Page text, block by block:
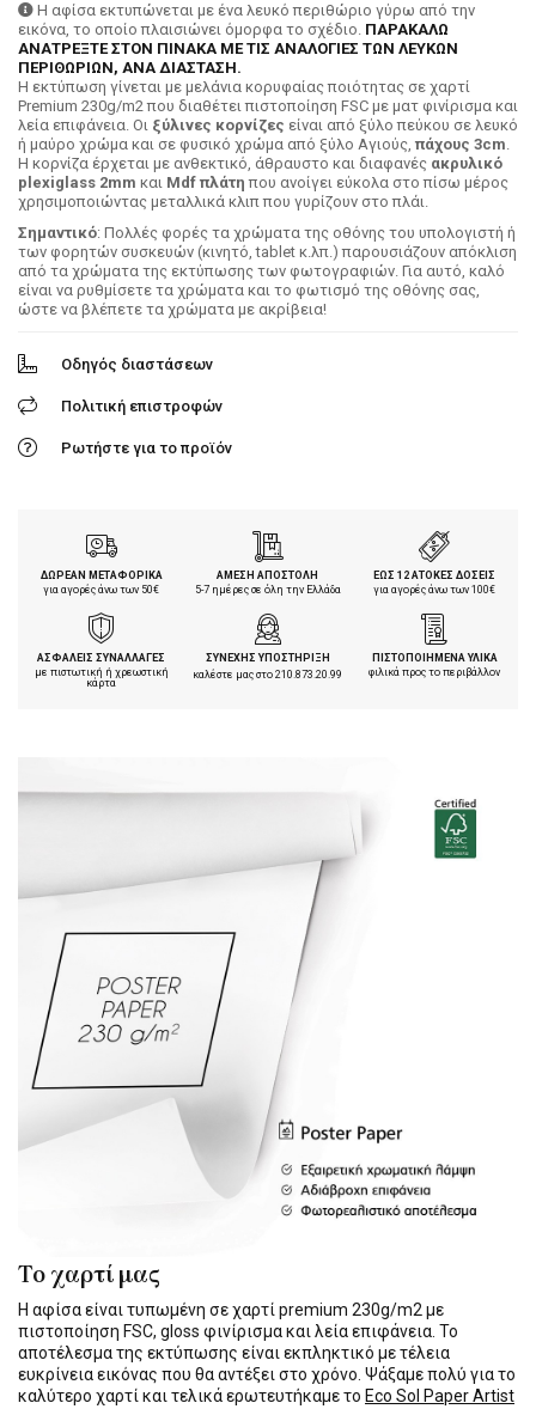
Η αφίσα εκτυπώνεται με ένα λευκό περιθώριο γύρω από την
εικόνα, το οποίο πλαισιώνει όμορφα το σχέδιο. ΠΑΡΑΚΑΛΩ
ΑΝΑΤΡΕΞΤΕ ΣΤΟΝ ΠΙΝΑΚΑ ΜΕ ΤΙΣ ΑΝΑΛΟΓΙΕΣ ΤΩΝ ΛΕΥΚΩΝ
ΠΕΡΙΘΩΡΙΩΝ, ΑΝΑ ΔΙΑΣΤΑΣΗ.
H εκτύπωση γίνεται με μελάνια κορυφαίας ποιότητας σε χαρτί
Premium 230g/m2 που διαθέτει πιστοποίηση FSC με ματ φινίρισμα και
λεία επιφάνεια. Οι ξύλινες κορνίζες είναι από ξύλο πεύκου σε λευκό
ή μαύρο χρώμα και σε φυσικό χρώμα από ξύλο Αγιούς, πάχους 3cm.
Η κορνίζα έρχεται με ανθεκτικό, άθραυστο και διαφανές ακρυλικό
plexiglass 2mm και Mdf πλάτη που ανοίγει εύκολα στο πίσω μέρος
χρησιμοποιώντας μεταλλικά κλιπ που γυρίζουν στο πλάι.
Σημαντικό: Πολλές φορές τα χρώματα της οθόνης του υπολογιστή ή
των φορητών συσκευών (κινητό, tablet κ.λπ.) παρουσιάζουν απόκλιση
από τα χρώματα της εκτύπωσης των φωτογραφιών. Για αυτό, καλό
είναι να ρυθμίσετε τα χρώματα και το φωτισμό της οθόνης σας,
ώστε να βλέπετε τα χρώματα με ακρίβεια!
Οδηγός διαστάσεων
Πολιτική επιστροφών
Ρωτήστε για το προϊόν
ΔΩΡΕΑΝ ΜΕΤΑΦΟΡΙΚΑ
για αγορές άνω των 50€
ΑΜΕΣΗ ΑΠΟΣΤΟΛΗ
5-7 ημέρες σε όλη την Ελλάδα
ΕΩΣ 12 ΑΤΟΚΕΣ ΔΟΣΕΙΣ
για αγορές άνω των 100€
ΑΣΦΑΛΕΙΣ ΣΥΝΑΛΛΑΓΕΣ
με πιστωτική ή χρεωστική
κάρτα
ΣΥΝΕΧΗΣ ΥΠΟΣΤΗΡΙΞΗ
καλέστε μας στο210.873.20.99
ΠΙΣΤΟΠΟΙΗΜΕΝΑ ΥΛΙΚΑ
φιλικά προς το περιβάλλον
Το χαρτί μας
Η αφίσα είναι τυπωμένη σε χαρτί premium 230g/m2 με
πιστοποίηση FSC, gloss φινίρισμα και λεία επιφάνεια. Το
αποτέλεσμα της εκτύπωσης είναι εκπληκτικό με τέλεια
ευκρίνεια εικόνας που θα αντέξει στο χρόνο. Ψάξαμε πολύ για το
καλύτερο χαρτί και τελικά ερωτευτήκαμε το Eco Sol Paper Artist